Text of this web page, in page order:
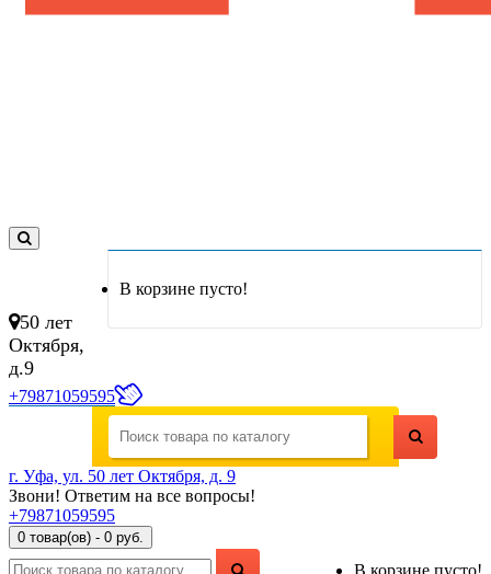
В корзине пусто!
50 лет
Октября,
д.9
+79871059595
г. Уфа, ул. 50 лет Октября, д. 9
Звони! Ответим на все вопросы!
+79871059595
0 товар(ов) - 0 руб.
В корзине пусто!